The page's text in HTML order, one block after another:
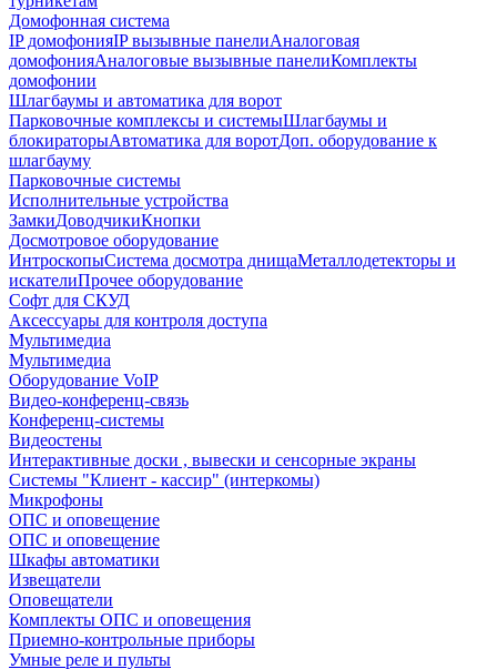
Домофонная система
IP домофонияIP вызывные панелиАналоговая
домофонияАналоговые вызывные панелиКомплекты
домофонии
Шлагбаумы и автоматика для ворот
Парковочные комплексы и системыШлагбаумы и
блокираторыАвтоматика для воротДоп. оборудование к
шлагбауму
Парковочные системы
Исполнительные устройства
ЗамкиДоводчикиКнопки
Досмотровое оборудование
ИнтроскопыСистема досмотра днищаМеталлодетекторы и
искателиПрочее оборудование
Софт для СКУД
Аксессуары для контроля доступа
Мультимедиа
Мультимедиа
Оборудование VoIP
Видео-конференц-связь
Конференц-системы
Видеостены
Интерактивные доски , вывески и сенсорные экраны
Системы "Клиент - кассир" (интеркомы)
Микрофоны
ОПС и оповещение
ОПС и оповещение
Шкафы автоматики
Извещатели
Оповещатели
Комплекты ОПС и оповещения
Приемно-контрольные приборы
Умные реле и пульты